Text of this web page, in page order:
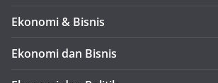
Ekonomi & Bisnis
Ekonomi dan Bisnis